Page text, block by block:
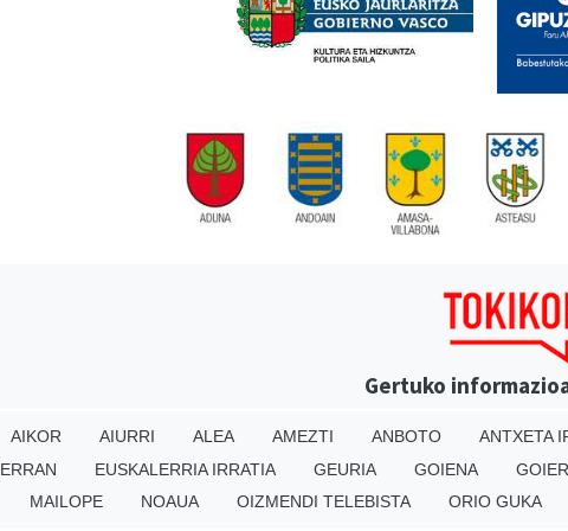
Gertuko
AIKOR AIURRI ALEA AMEZTI ANBOTO ANTXETA
ERRAN EUSKALERRIA IRRATIA GEURIA GOIENA
MAILOPE NOAUA OIZMENDI TELEBISTA ORIO GUKA